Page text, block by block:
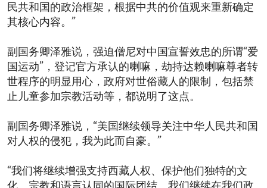
民共和国的政治框架，根据中共的价值观来重新确定
其核心内容。”
副国务卿泽雅说，强迫僧尼对中国宣誓效忠的所谓“爱
国运动”，登记官方承认的喇嘛，劫持达赖喇嘛尊者转
世程序的明显用心，政府对世俗藏人的限制，包括禁
止儿童参加宗教活动等，都说明了这点。
副国务卿泽雅说，“美国继续领导关注中华人民共和国
对人权的侵犯，我为此而自豪。”
“我们将继续增强支持西藏人权、保护他们独特的文